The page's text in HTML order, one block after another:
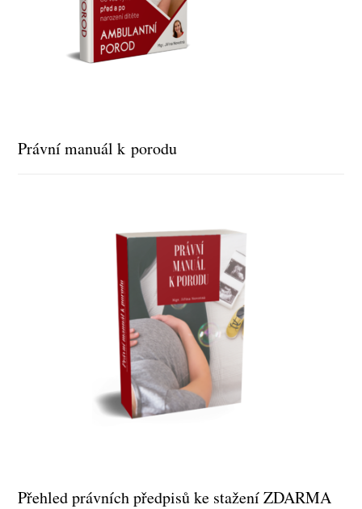
Právní manuál k porodu
Přehled právních předpisů ke stažení ZDARMA